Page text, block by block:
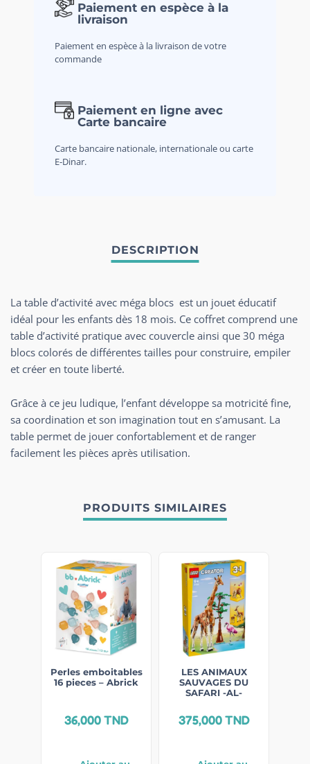
Paiement en espèce à la
livraison
Paiement en espèce à la livraison de votre
commande
Paiement en ligne avec
Carte bancaire
Carte bancaire nationale, internationale ou carte
E-Dinar.
La table d’activité avec méga blocs est un jouet éducatif
idéal pour les enfants dès 18 mois. Ce coffret comprend une
table d’activité pratique avec couvercle ainsi que 30 méga
blocs colorés de différentes tailles pour construire, empiler
et créer en toute liberté.
Grâce à ce jeu ludique, l’enfant développe sa motricité fine,
sa coordination et son imagination tout en s’amusant. La
table permet de jouer confortablement et de ranger
facilement les pièces après utilisation.
PRODUITS SIMILAIRES
Perles emboitables
16 pieces – Abrick
36,000TND
LES ANIMAUX
SAUVAGES DU
SAFARI -AL-
375,000TND